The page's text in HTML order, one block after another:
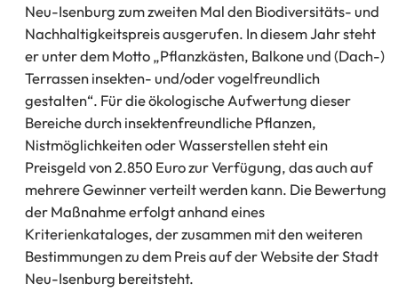
Neu-Isenburg zum zweiten Mal den Biodiversitäts- und
Nachhaltigkeitspreis ausgerufen. In diesem Jahr steht
er unter dem Motto „Pflanzkästen, Balkone und (Dach-)
Terrassen insekten- und/oder vogelfreundlich
gestalten“. Für die ökologische Aufwertung dieser
Bereiche durch insektenfreundliche Pflanzen,
Nistmöglichkeiten oder Wasserstellen steht ein
Preisgeld von 2.850 Euro zur Verfügung, das auch auf
mehrere Gewinner verteilt werden kann. Die Bewertung
der Maßnahme erfolgt anhand eines
Kriterienkataloges, der zusammen mit den weiteren
Bestimmungen zu dem Preis auf der Website der Stadt
Neu-Isenburg bereitsteht.